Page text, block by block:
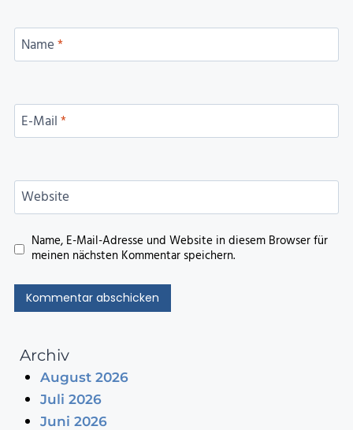
Name*
E-Mail*
Website
Name, E-Mail-Adresse und Website in diesem Browser für
meinen nächsten Kommentar speichern.
Archiv
August 2026
Juli 2026
Juni 2026